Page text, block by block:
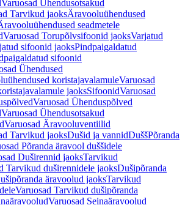
Varuosad Ühendusotsakud
Tarvikud jaoksÄravooluühendused
seadmetele
Varuosad Torupõlvsifoonid jaoksVarjatud
sifoonid jaoksPindpaigaldatud
sifoonid
Ühendused
koristajavalamuleVaruosad
jaoksSifoonidVaruosad
Varuosad Ühenduspõlved
Varuosad Ühendusotsakud
Varuosad Äravooluventiilid
Tarvikud jaoksDušid ja vannidDuššPõranda
Põranda äravool duššidele
Duširennid jaoksTarvikud
Tarvikud duširennidele jaoksDušipõranda
äravoolud jaoksTarvikud
Varuosad Tarvikud dušipõranda
Varuosad Seinaäravoolud